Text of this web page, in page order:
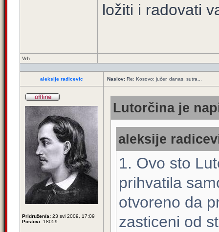
ložiti i radovati
Vrh
aleksije radicevic Naslov: Re: Kosovo: jučer, danas, sutra...
Pridružen/a: 23 svi 2009, 17:09
Postovi: 18059
Lutorčina je
aleksije
1. Ovo sto
prihvatila
otvoreno da
zasticeni od